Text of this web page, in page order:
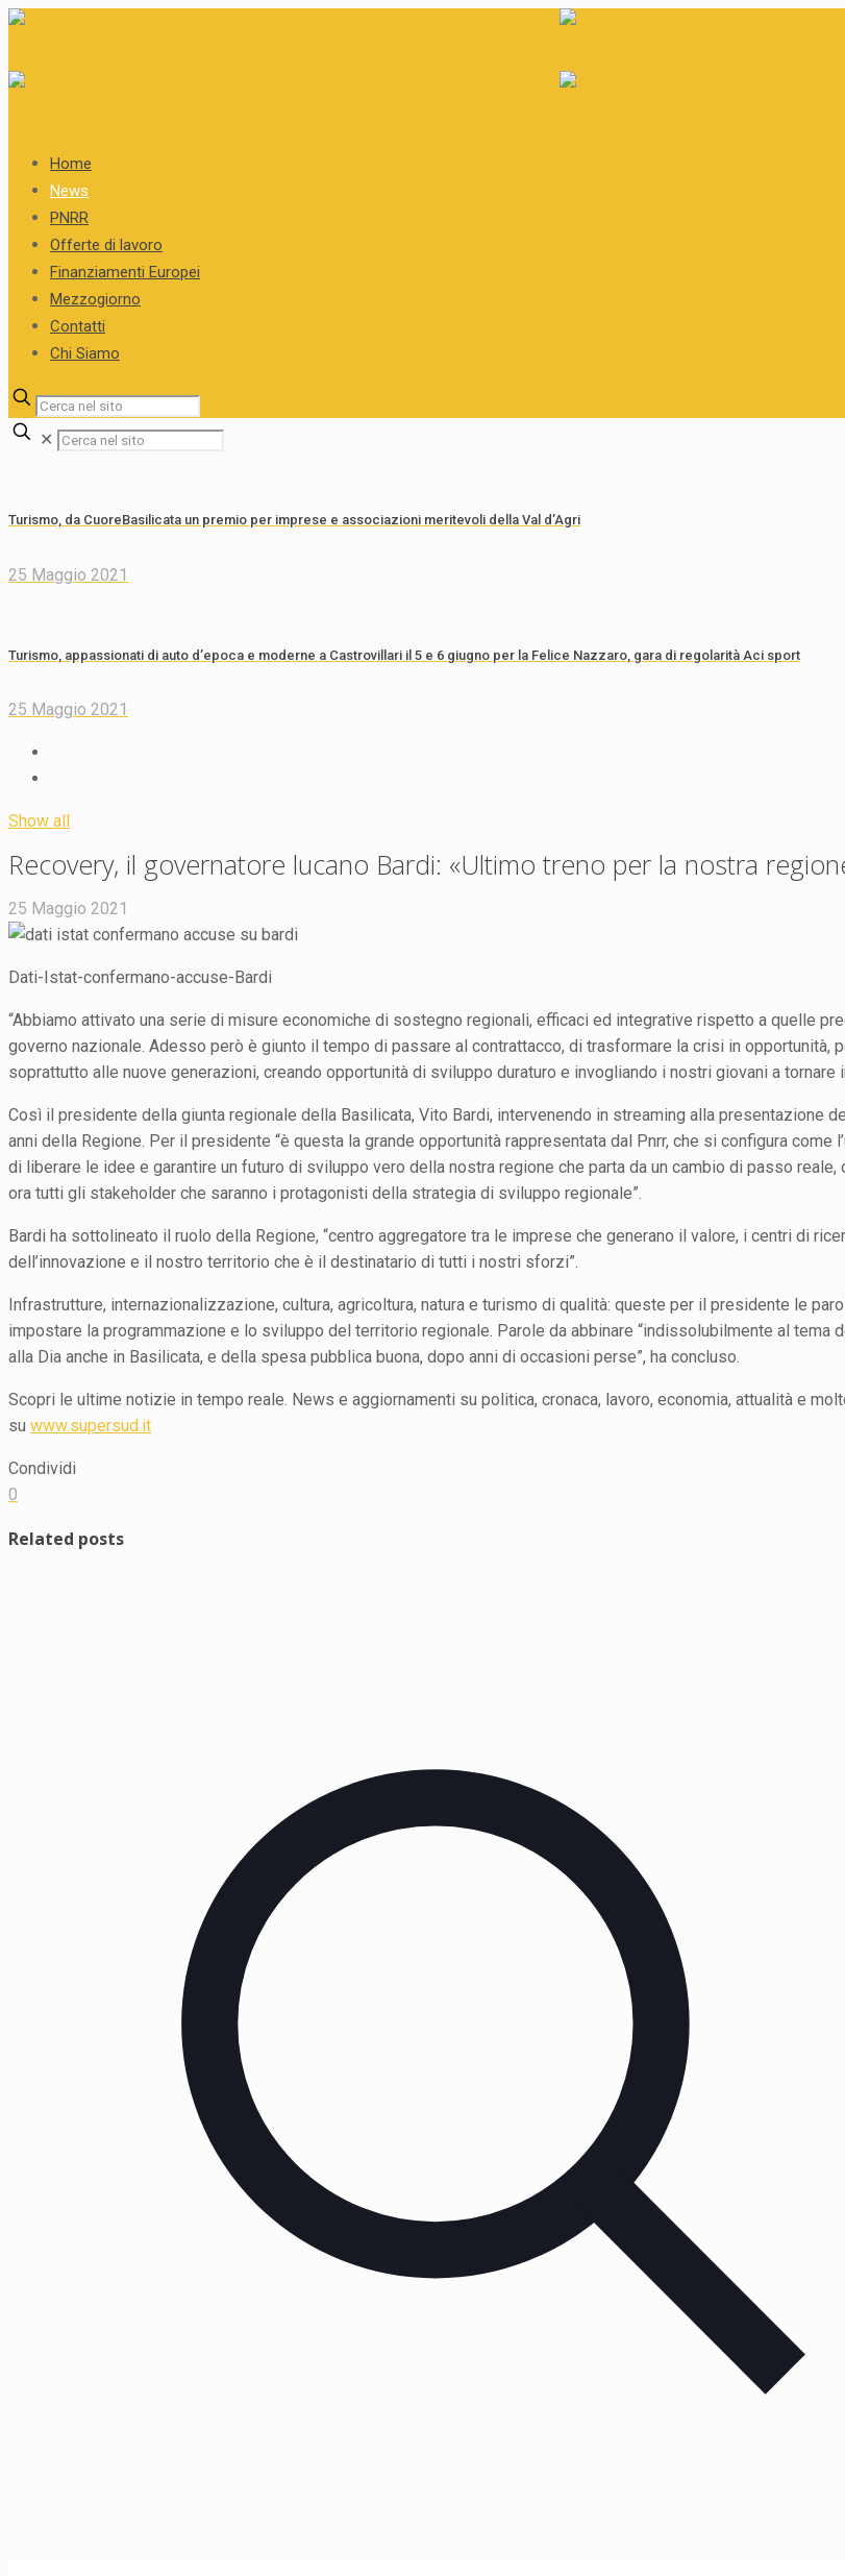
Home
News
PNRR
Offerte di lavoro
Finanziamenti Europei
Mezzogiorno
Contatti
Chi Siamo
✕
Turismo, da CuoreBasilicata un premio per imprese e associazioni meritevoli della Val d’Agri
25 Maggio 2021
Turismo, appassionati di auto d’epoca e moderne a Castrovillari il 5 e 6 giugno per la Felice Nazzaro, gara di regolarità Aci sport
25 Maggio 2021
Show all
Recovery, il governatore lucano Bardi: «Ultimo treno per la nostra
25 Maggio 2021
Dati-Istat-confermano-accuse-Bardi
“Abbiamo attivato una serie di misure economiche di sostegno regionali, efficaci ed integrative rispetto a quelle
governo nazionale. Adesso però è giunto il tempo di passare al contrattacco, di trasformare la crisi in opportunità,
soprattutto alle nuove generazioni, creando opportunità di sviluppo duraturo e invogliando i nostri giovani a tornare
Così il presidente della giunta regionale della Basilicata, Vito Bardi, intervenendo in streaming alla presentazione
anni della Regione. Per il presidente “è questa la grande opportunità rappresentata dal Pnrr, che si configura come
di liberare le idee e garantire un futuro di sviluppo vero della nostra regione che parta da un cambio di passo reale,
ora tutti gli stakeholder che saranno i protagonisti della strategia di sviluppo regionale”.
Bardi ha sottolineato il ruolo della Regione, “centro aggregatore tra le imprese che generano il valore, i centri di
dell’innovazione e il nostro territorio che è il destinatario di tutti i nostri sforzi”.
Infrastrutture, internazionalizzazione, cultura, agricoltura, natura e turismo di qualità: queste per il presidente le
impostare la programmazione e lo sviluppo del territorio regionale. Parole da abbinare “indissolubilmente al tema
alla Dia anche in Basilicata, e della spesa pubblica buona, dopo anni di occasioni perse”, ha concluso.
Scopri le ultime notizie in tempo reale. News e aggiornamenti su politica, cronaca, lavoro, economia, attualità e
su www.supersud.it
Condividi
0
Related posts